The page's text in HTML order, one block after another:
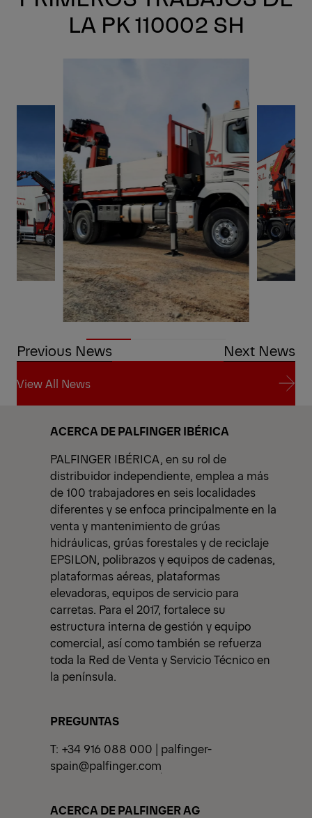
LA PK 110002 SH
Previous News Next News
View All News
View All News
ACERCA DE PALFINGER IBÉRICA
PALFINGER IBÉRICA, en su rol de
distribuidor independiente, emplea a más
de 100 trabajadores en seis localidades
diferentes y se enfoca principalmente en la
venta y mantenimiento de grúas
hidráulicas, grúas forestales y de reciclaje
EPSILON, polibrazos y equipos de cadenas,
plataformas aéreas, plataformas
elevadoras, equipos de servicio para
carretas. Para el 2017, fortalece su
estructura interna de gestión y equipo
comercial, así como también se refuerza
toda la Red de Venta y Servicio Técnico en
la península.
PREGUNTAS
T: +34 916 088 000 | palfinger-
spain@palfinger.com
ACERCA DE PALFINGER AG